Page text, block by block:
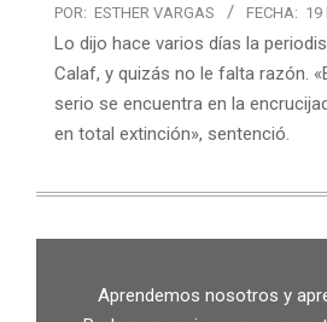
POR: ESTHER VARGAS FECHA: 19
Lo dijo hace varios días la
Calaf, y quizás no le falta razón.
serio se encuentra en la
en total extinción», sentenció.
Aprendemos nosotros y